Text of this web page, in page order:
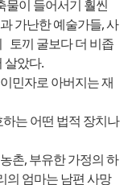
물이 들어서기 훨씬
가난한 예술가들, 사
토끼 굴보다 더 비좁
살았다.
민자로 아버지는 재
는 어떤 법적 장치나
촌, 부유한 가정의 하
의 엄마는 남편 사망